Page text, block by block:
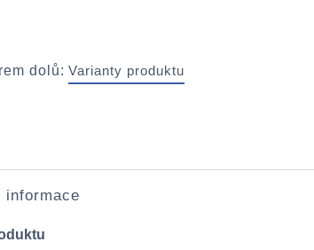
dolů: Varianty produktu
informace